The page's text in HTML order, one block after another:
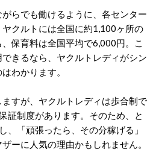
らでも働けるように、各センター
クルトには全国に約1,100ヶ所の
保育料は全国平均で6,000円。こ
きるなら、ヤクルトレディがシン
わかります。
すが、ヤクルトレディは歩合制で
証制度があります。そのため、と
、「頑張ったら、その分稼げる」
ーに人気の理由かもしれません。